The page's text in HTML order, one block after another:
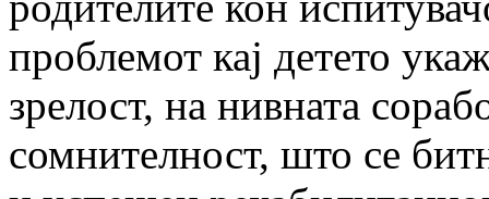
проблемот кај детето
зрелост, на нивната
сомнителност, што се